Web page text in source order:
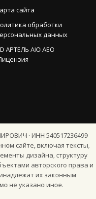
сайта
обработки
данных
АРТЕЛЬ AIO AEO
· ИНН 540517236499
сайте, включая тексты,
дизайна, структуру
авторского права и
их законным
не указано иное.